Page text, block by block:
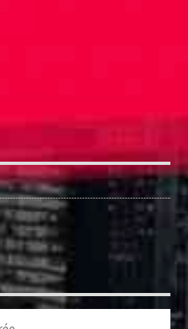
pseudo) ; Mon frère
mes émissions me fait
je n’en décroche plus !t